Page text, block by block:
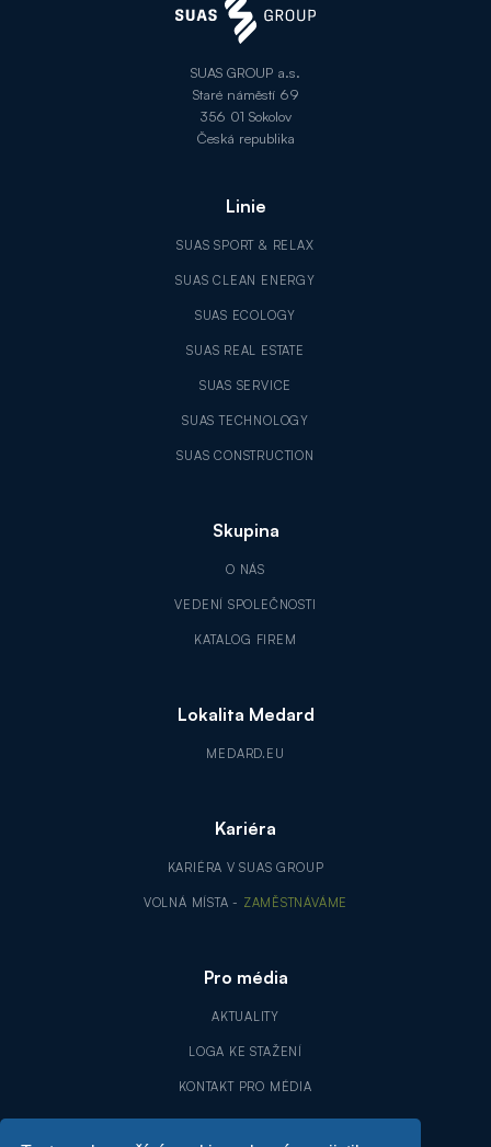
SUAS GROUP a.s.
Staré náměstí 69
356 01 Sokolov
Česká republika
Linie
SUAS SPORT & RELAX
SUAS CLEAN ENERGY
SUAS ECOLOGY
SUAS REAL ESTATE
SUAS SERVICE
SUAS TECHNOLOGY
SUAS CONSTRUCTION
Skupina
O NÁS
VEDENÍ SPOLEČNOSTI
KATALOG FIREM
Lokalita Medard
MEDARD.EU
Kariéra
KARIÉRA V SUAS GROUP
VOLNÁ MÍSTA - ZAMĚSTNÁVÁME
Pro média
AKTUALITY
LOGA KE STAŽENÍ
KONTAKT PRO MÉDIA